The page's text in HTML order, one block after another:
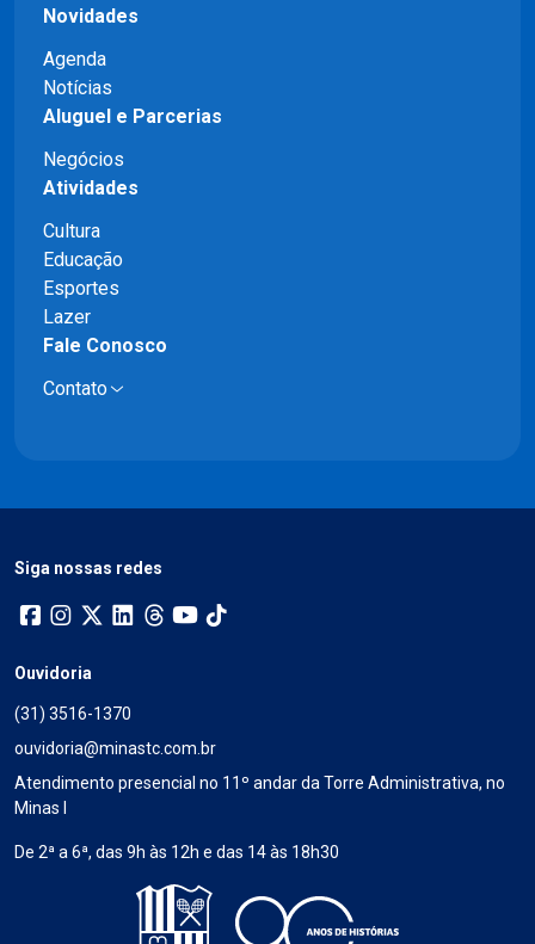
Novidades
Agenda
Notícias
Aluguel e Parcerias
Negócios
Atividades
Cultura
Educação
Esportes
Lazer
Fale Conosco
Contato
Siga nossas redes
Ouvidoria
(31) 3516-1370
ouvidoria@minastc.com.br
Atendimento presencial no 11º andar da Torre Administrativa, no
Minas I
De 2ª a 6ª, das 9h às 12h e das 14 às 18h30